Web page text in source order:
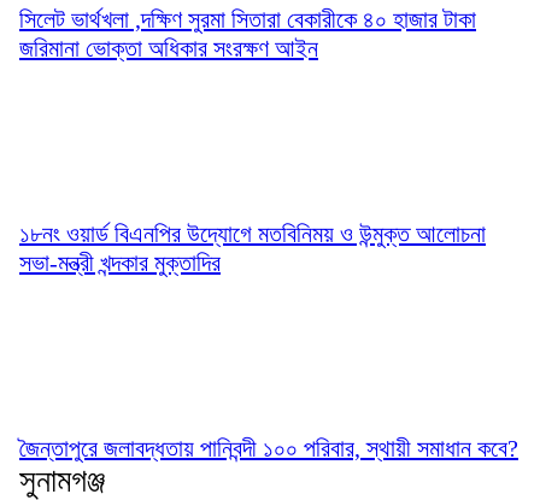
সিলেট ভার্থখলা ,দক্ষিণ সুরমা সিতারা বেকারীকে ৪০ হাজার টাকা
জরিমানা ভোক্তা অধিকার সংরক্ষণ আইন
১৮নং ওয়ার্ড বিএনপির উদ্যোগে মতবিনিময় ও উন্মুক্ত আলোচনা
সভা-মন্ত্রী খন্দকার মুক্তাদির
জৈন্তাপুরে জলাবদ্ধতায় পানিবন্দী ১০০ পরিবার, স্থায়ী সমাধান কবে?
সুনামগঞ্জ